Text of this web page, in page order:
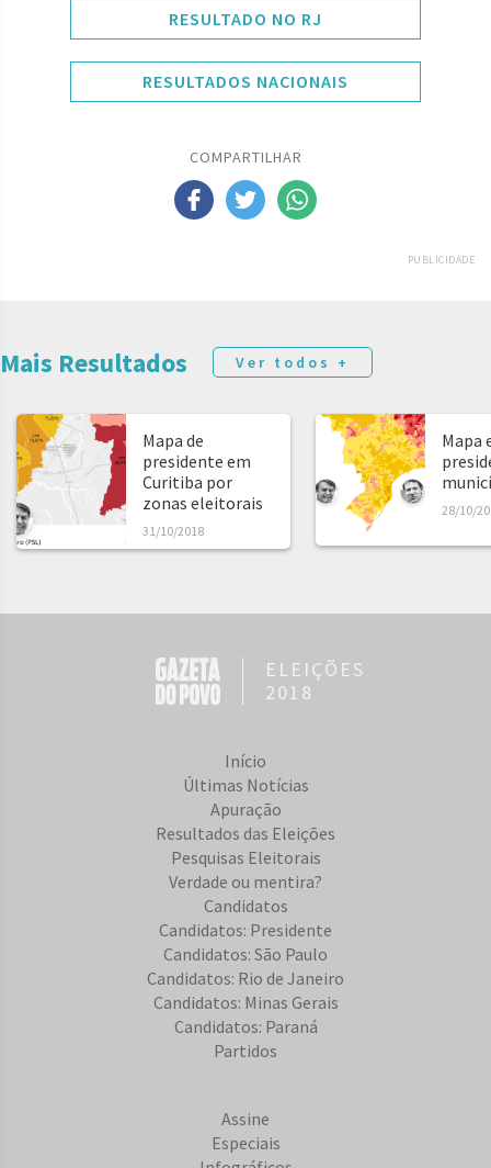
RESULTADO NO RJ
RESULTADOS NACIONAIS
COMPARTILHAR
PUBLICIDADE
Mais Resultados Ver todos +
Mapa de
presidente em
Curitiba por
zonas eleitorais
31/10/2018
Mapa
28/10/
ELEIÇÕES
2018
Início
Últimas Notícias
Apuração
Resultados das Eleições
Pesquisas Eleitorais
Verdade ou mentira?
Candidatos
Candidatos: Presidente
Candidatos: São Paulo
Candidatos: Rio de Janeiro
Candidatos: Minas Gerais
Candidatos: Paraná
Partidos
Assine
Especiais